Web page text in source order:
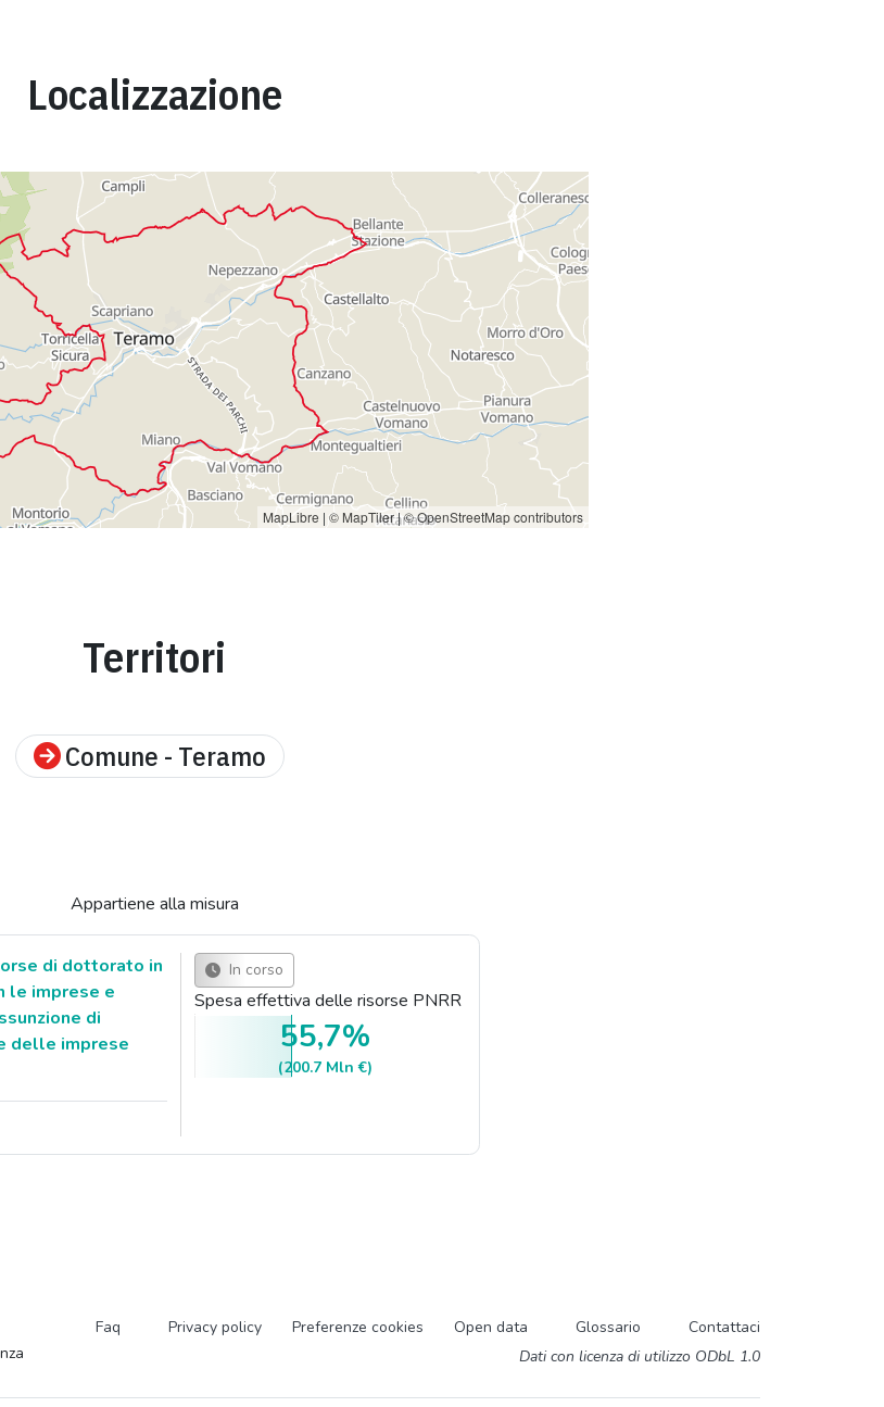
Localizzazione
MapLibre | © MapTiler|© OpenStreetMap contributors
Territori
Comune - Teramo
Appartiene alla misura
di dottorato in
le imprese e
di
delle imprese
In corso
Spesa effettiva delle risorse PNRR
55,7%
(200.7 Mln €)
Faq Privacy policy Preferenze cookies Open data Glossario
Contattaci
Dati con licenza di utilizzo ODbL 1.0